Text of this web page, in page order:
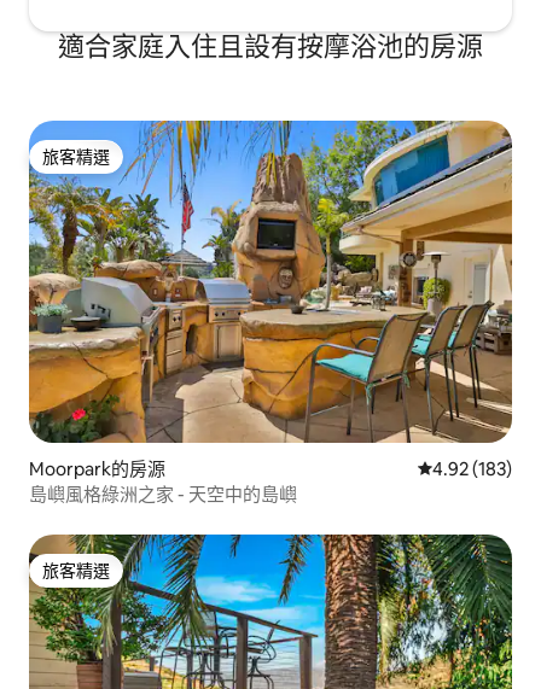
適合家庭入住且設有按摩浴池的房源
旅客精選
旅客精選
Moorpark的房源 從 183 則評價
4.92 (183)
島嶼風格綠洲之家 - 天空中的島嶼
旅客精選
旅客精選